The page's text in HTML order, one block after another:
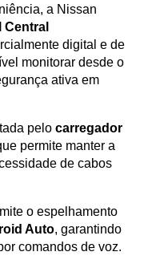
a Nissan
Central
digital e de
monitorar desde o
ativa em
pelo carregador
permite manter a
de cabos
o espelhamento
Auto, garantindo
comandos de voz.